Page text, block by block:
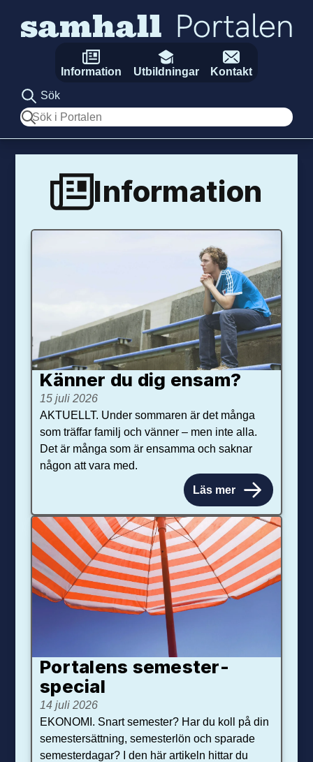
Information Utbildningar
Kontakt
Sök
Sök
Information
Känner du dig ensam?
15 juli 2026
AKTUELLT. Under sommaren är det många
som träffar familj och vänner – men inte alla.
Det är många som är ensamma och saknar
någon att vara med.
Läs mer
Portalens semester­
special
14 juli 2026
EKONOMI. Snart semester? Har du koll på din
semestersättning, semesterlön och sparade
semesterdagar? I den här artikeln hittar du